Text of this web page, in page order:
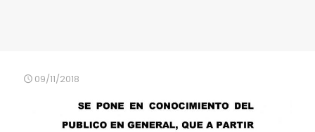
09/11/2018